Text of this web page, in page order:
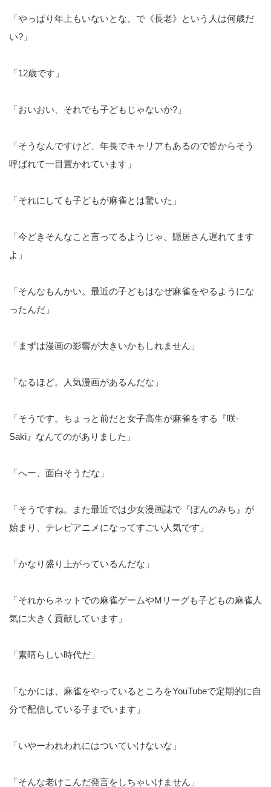
「やっぱり年上もいないとな。で《長老》という人は何歳だ
い?」
「12歳です」
「おいおい、それでも子どもじゃないか?」
「そうなんですけど、年長でキャリアもあるので皆からそう
呼ばれて一目置かれています」
「それにしても子どもが麻雀とは驚いた」
「今どきそんなこと言ってるようじゃ、隠居さん遅れてます
よ」
「そんなもんかい。最近の子どもはなぜ麻雀をやるようにな
ったんだ」
「まずは漫画の影響が大きいかもしれません」
「なるほど。人気漫画があるんだな」
「そうです。ちょっと前だと女子高生が麻雀をする『咲-
Saki』なんてのがありました」
「へー、面白そうだな」
「そうですね。また最近では少女漫画誌で『ぽんのみち』が
始まり、テレビアニメになってすごい人気です」
「かなり盛り上がっているんだな」
「それからネットでの麻雀ゲームやMリーグも子どもの麻雀人
気に大きく貢献しています」
「素晴らしい時代だ」
「なかには、麻雀をやっているところをYouTubeで定期的に自
分で配信している子までいます」
「いやーわれわれにはついていけないな」
「そんな老けこんだ発言をしちゃいけません」